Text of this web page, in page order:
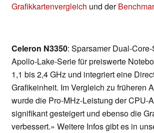
Grafikkartenvergleich und der
Celeron N3350: Sparsamer Dual-
Apollo-Lake-Serie für preiswerte
1,1 bis 2,4 GHz und integriert eine
Grafikeinheit. Im Vergleich zu früheren
wurde die Pro-MHz-Leistung der CPU-
signifikant gesteigert und ebenso die
verbessert.» Weitere Infos gibt es in